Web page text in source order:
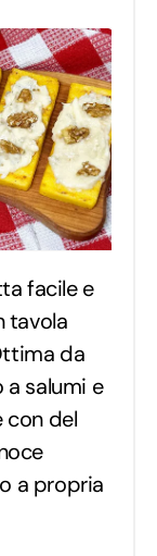
facile e
tavola
da
salumi e
con del
a propria